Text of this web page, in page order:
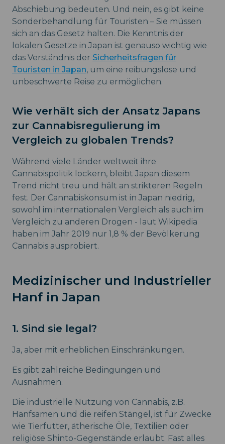
Abschiebung bedeuten. Und nein, es gibt keine
Sonderbehandlung für Touristen – Sie müssen
sich an das Gesetz halten. Die Kenntnis der
lokalen Gesetze in Japan ist genauso wichtig wie
das Verständnis der Sicherheitsfragen für
Touristen in Japan, um eine reibungslose und
unbeschwerte Reise zu ermöglichen.
Wie verhält sich der Ansatz Japans
zur Cannabisregulierung im
Vergleich zu globalen Trends?
Während viele Länder weltweit ihre
Cannabispolitik lockern, bleibt Japan diesem
Trend nicht treu und hält an strikteren Regeln
fest. Der Cannabiskonsum ist in Japan niedrig,
sowohl im internationalen Vergleich als auch im
Vergleich zu anderen Drogen - laut Wikipedia
haben im Jahr 2019 nur 1,8 % der Bevölkerung
Cannabis ausprobiert.
Medizinischer und Industrieller
Hanf in Japan
1. Sind sie legal?
Ja, aber mit erheblichen Einschränkungen.
Es gibt zahlreiche Bedingungen und
Ausnahmen.
Die industrielle Nutzung von Cannabis, z.B.
Hanfsamen und die reifen Stängel, ist für Zwecke
wie Tierfutter, ätherische Öle, Textilien oder
religiöse Shinto-Gegenstände erlaubt. Fast alles